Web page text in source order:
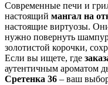
Современные печи и
настоящий мангал на
настоящие виртуозы.
нужно повернуть
золотистой корочки,
Если вы ищете, где
аутентичным ароматом
Сретенка 36 – ваш